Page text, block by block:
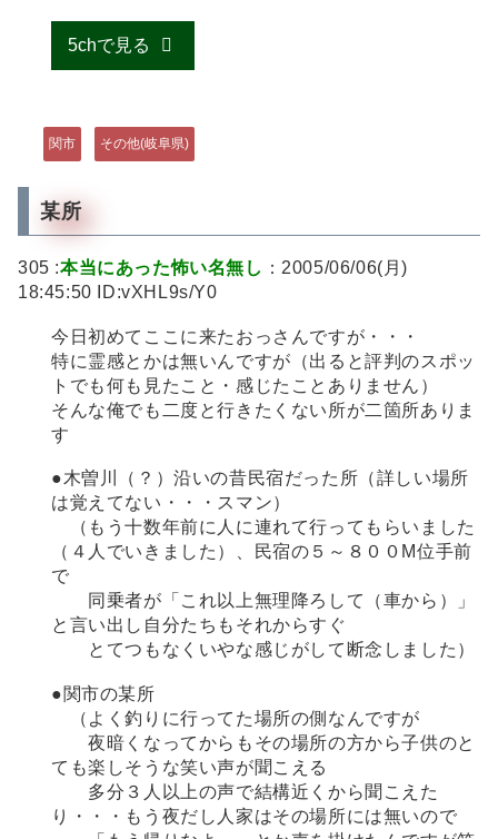
5chで見る
関市 その他(岐阜県)
某所
305 :本当にあった怖い名無し ：2005/06/06(月)
18:45:50 ID:vXHL9s/Y0
今日初めてここに来たおっさんですが・・・
特に霊感とかは無いんですが（出ると評判のスポッ
トでも何も見たこと・感じたことありません）
そんな俺でも二度と行きたくない所が二箇所ありま
す
●木曽川（？）沿いの昔民宿だった所（詳しい場所
は覚えてない・・・スマン）
（もう十数年前に人に連れて行ってもらいました
（４人でいきました）、民宿の５～８００M位手前
で
同乗者が「これ以上無理降ろして（車から）」
と言い出し自分たちもそれからすぐ
とてつもなくいやな感じがして断念しました）
●関市の某所
（よく釣りに行ってた場所の側なんですが
夜暗くなってからもその場所の方から子供のと
ても楽しそうな笑い声が聞こえる
多分３人以上の声で結構近くから聞こえた
り・・・もう夜だし人家はその場所には無いので